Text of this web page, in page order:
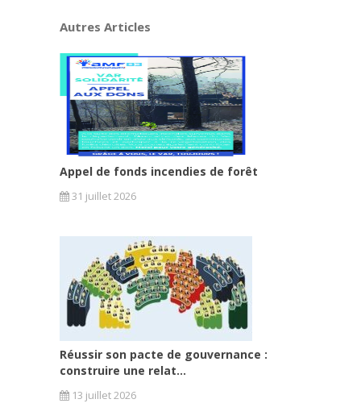
Autres Articles
Appel de fonds incendies de forêt
31 juillet 2026
Réussir son pacte de gouvernance :
construire une relat...
13 juillet 2026